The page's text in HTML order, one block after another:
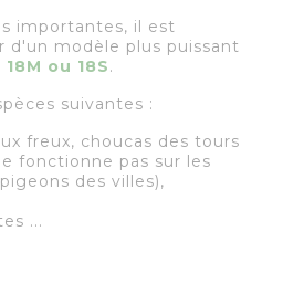
importantes, il est
d'un modèle plus puissant
ou 18S.
suivantes :
freux, choucas des tours
fonctionne pas sur les
des villes),
...